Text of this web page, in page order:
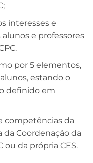
interesses e
e professores
por 5 elementos,
estando o
definido em
competências da
da Coordenação da
ou da própria CES.